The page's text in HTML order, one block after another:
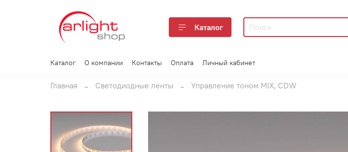
Каталог
Каталог О компании Контакты Оплата Личный кабинет
Главная Светодиодные ленты Управление тоном MIX, CDW